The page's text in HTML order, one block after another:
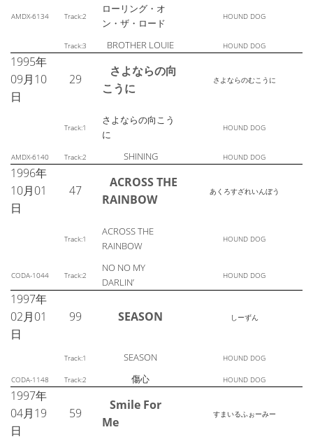
AMDX-6134 Track:2
ローリング・オ
ン・ザ・ロード
HOUND DOG
Track:3 BROTHER LOUIE HOUND DOG
1995年
09月10
日
29
さよならの向
こうに
さよならのむこうに
Track:1
さよならの向こう
に
HOUND DOG
AMDX-6140 Track:2 SHINING HOUND DOG
1996年
10月01
日
47
ACROSS THE
RAINBOW
あくろすざれいんぼう
Track:1
ACROSS THE
RAINBOW
HOUND DOG
CODA-1044 Track:2
NO NO MY
DARLIN’
HOUND DOG
1997年
02月01
日
99 SEASON しーずん
Track:1 SEASON HOUND DOG
CODA-1148 Track:2 傷心 HOUND DOG
1997年
04月19
日
59
Smile For
Me
すまいるふぉーみー